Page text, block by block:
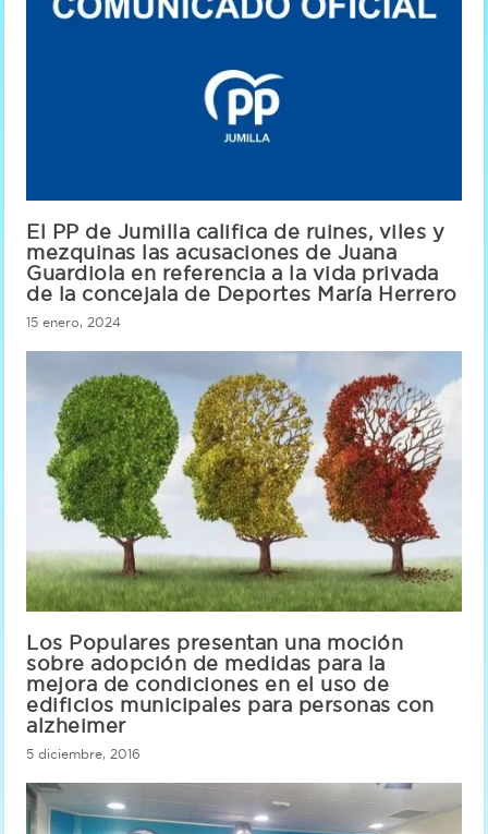
El PP de Jumilla califica de ruines, viles y
mezquinas las acusaciones de Juana
Guardiola en referencia a la vida privada
de la concejala de Deportes María Herrero
15 enero, 2024
Los Populares presentan una moción
sobre adopción de medidas para la
mejora de condiciones en el uso de
edificios municipales para personas con
alzheimer
5 diciembre, 2016